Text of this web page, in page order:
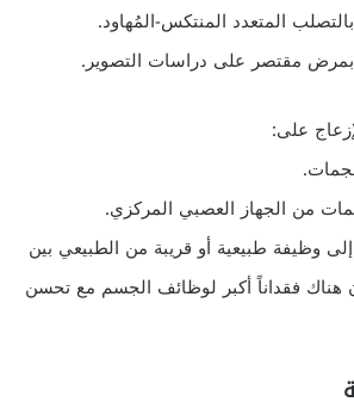
المتعدد المنتكس-المُهاود.
مقتصر على دراسات التصوير.
على:
من الجهاز العصبي المركزي.
وظيفة طبيعية أو قريبة من الطبيعي بين
هناك فقداناً أكبر لوظائف الجسم مع تحسن